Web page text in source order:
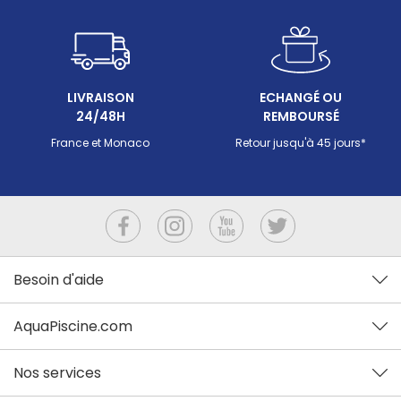
quels cas le sable seul ne suffit pas.
LIVRAISON
24/48H
France et Monaco
ECHANGÉ OU
REMBOURSÉ
Retour jusqu'à 45 jours*
Besoin d'aide
AquaPiscine.com
Nos services